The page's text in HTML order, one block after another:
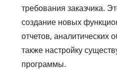
требования заказчика.
создание новых
отчетов, аналитических
также настройку
программы.